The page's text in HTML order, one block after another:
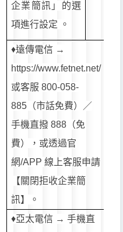
企業簡訊」的選
項進行設定 。
♦️遠傳電信 →
https://www.fetnet.net/
或客服 800-058-
885（市話免費）／
手機直撥 888（免
費），或透過官
網/APP 線上客服申請
【關閉拒收企業簡
訊】。
♦️亞太電信 → 手機直